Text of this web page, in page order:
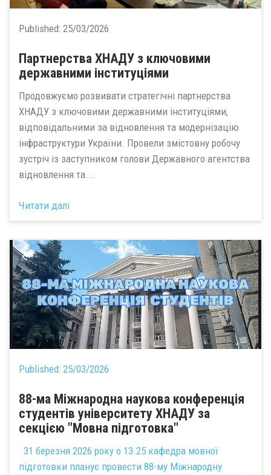
Published: 25/03/2026
Партнерства ХНАДУ з ключовими
державними інституціями
Продовжуємо розвивати стратегічні партнерства
ХНАДУ з ключовими державними інституціями,
відповідальними за відновлення та модернізацію
інфраструктури України. Провели змістовну робочу
зустріч із заступником голови Державного агентства
відновлення та...
Читати далі
Published: 25/03/2026
88-ма Міжнародна наукова конференція
студентів університету ХНАДУ за
секцією "Мовна підготовка"
31 березня 2026 року о 13.25 кафедра мовної
підготовки планує провести 88-му Міжнародну